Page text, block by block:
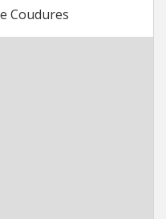
Coudures